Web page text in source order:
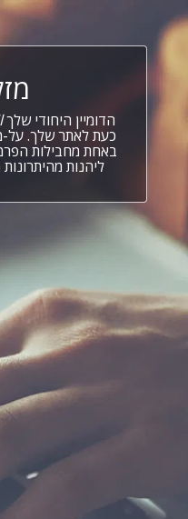
הדומיין היחודי שלך
כעת לאתר שלך. על-
באחת מחבילות
ליהנות